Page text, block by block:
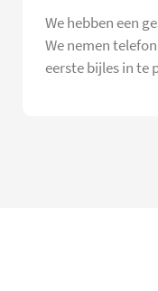
We hebben een
We nemen
eerste bijles in te